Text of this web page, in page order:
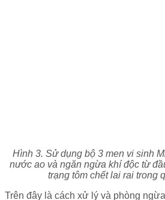
Hình 3. Sử dụng bộ 3 men vi sinh
nước ao và ngăn ngừa khí độc từ
trạng tôm chết lai rai trong
Trên đây là cách xử lý và phòng